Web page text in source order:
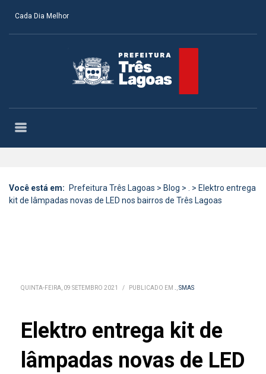
Cada Dia Melhor
Você está em: Prefeitura Três Lagoas > Blog > . > Elektro entrega
kit de lâmpadas novas de LED nos bairros de Três Lagoas
QUINTA-FEIRA, 09 SETEMBRO 2021 / PUBLICADO EM .,SMAS
Elektro entrega kit de
lâmpadas novas de LED